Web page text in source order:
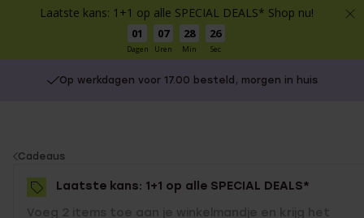
Laatste kans: 1+1 op alle SPECIAL DEALS* Shop nu!
01
Dagen
07
Uren
28
Min
26
Sec
Op werkdagen voor 17.00 besteld, morgen in huis
You
are
here:
Cadeaus
Laatste kans: 1+1 op alle SPECIAL DEALS*
Voeg 2 items toe aan je winkelmandje en krijg het